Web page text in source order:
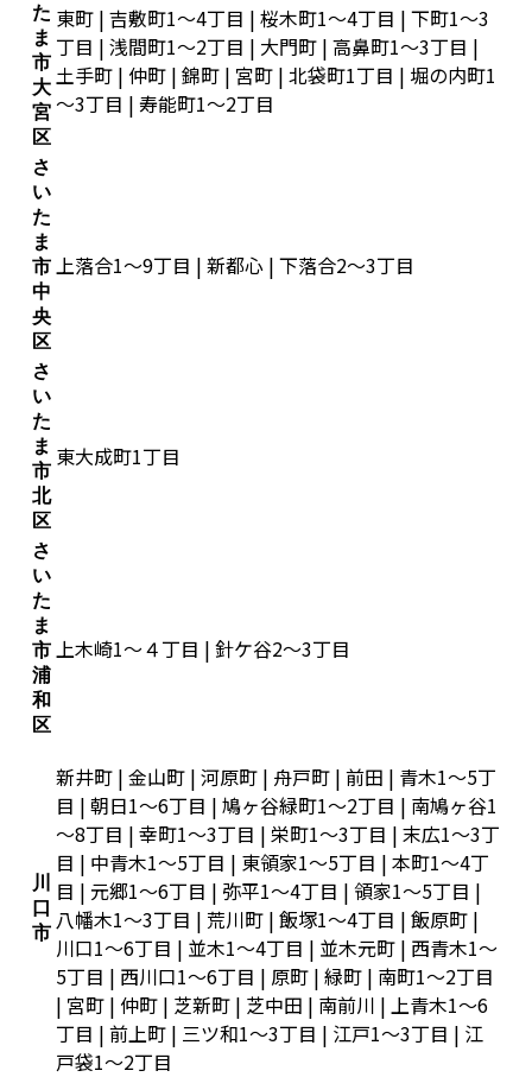
た
ま
市
大
宮
区
東町 | 吉敷町1～4丁目 | 桜木町1～4丁目 | 下町1～3
丁目 | 浅間町1～2丁目 | 大門町 | 高鼻町1～3丁目 |
土手町 | 仲町 | 錦町 | 宮町 | 北袋町1丁目 | 堀の内町1
～3丁目 | 寿能町1～2丁目
さ
い
た
ま
市
中
央
区
上落合1～9丁目 | 新都心 | 下落合2～3丁目
さ
い
た
ま
市
北
区
東大成町1丁目
さ
い
た
ま
市
浦
和
区
上木崎1～４丁目 | 針ケ谷2～3丁目
川
口
市
新井町 | 金山町 | 河原町 | 舟戸町 | 前田 | 青木1～5丁
目 | 朝日1～6丁目 | 鳩ヶ谷緑町1～2丁目 | 南鳩ヶ谷1
～8丁目 | 幸町1～3丁目 | 栄町1～3丁目 | 末広1～3丁
目 | 中青木1～5丁目 | 東領家1～5丁目 | 本町1～4丁
目 | 元郷1～6丁目 | 弥平1～4丁目 | 領家1～5丁目 |
八幡木1～3丁目 | 荒川町 | 飯塚1～4丁目 | 飯原町 |
川口1～6丁目 | 並木1～4丁目 | 並木元町 | 西青木1～
5丁目 | 西川口1～6丁目 | 原町 | 緑町 | 南町1～2丁目
| 宮町 | 仲町 | 芝新町 | 芝中田 | 南前川 | 上青木1～6
丁目 | 前上町 | 三ツ和1～3丁目 | 江戸1～3丁目 | 江
戸袋1～2丁目